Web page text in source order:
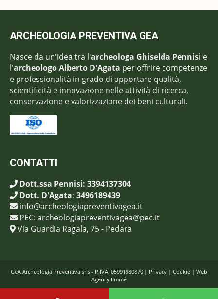
ARCHEOLOGIA PREVENTIVA GEA
Nasce da un'idea tra l'archeologa Ghiselda Pennisi e
l'archeologo Alberto D'Agata per offrire competenze
e professionalità in grado di apportare qualità,
scientificità e innovazione nelle attività di ricerca,
conservazione e valorizzazione dei beni culturali.
CONTATTI
Dott.ssa Pennisi: 3394137304
Dott. D'Agata: 3496189439
info@archeologiapreventivagea.it
PEC: archeologiapreventivagea@pec.it
Via Guardia Ragala, 75 - Pedara
GeA Archeologia Preventiva srls - P.IVA: 05991980870 | Privacy | Cookie | Web
Agency Emmè